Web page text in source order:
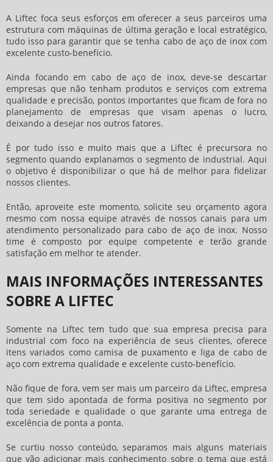
A Liftec foca seus esforços em oferecer a seus parceiros uma
estrutura com máquinas de última geração e local estratégico,
tudo isso para garantir que se tenha cabo de aço de inoxcom
excelente custo-benefício.
Ainda focando em cabo de aço de inox, deve-se descartar
empresas que não tenham produtos e serviços com extrema
qualidade e precisão, pontos importantes que ficam de fora no
planejamento de empresas que visam apenas o lucro,
deixando a desejar nos outros fatores.
É por tudo isso e muito mais que a Liftec é precursora no
segmento quando explanamos o segmento de industrial. Aqui
o objetivo é disponibilizar o que há de melhor para fidelizar
nossos clientes.
Então, aproveite este momento, solicite seu orçamento agora
mesmo com nossa equipe através de nossos canais para um
atendimento personalizado paracabo de aço de inox. Nosso
time é composto por equipe competente e terão grande
satisfação em melhor te atender.
MAIS INFORMAÇÕES INTERESSANTES
SOBRE A LIFTEC
Somente na Liftec tem tudo que sua empresa precisa para
industrial com foco na experiência de seus clientes, oferece
itens variados como camisa de puxamento e liga de cabo de
aço com extrema qualidade e excelente custo-benefício.
Não fique de fora, vem ser mais um parceiro da Liftec, empresa
que tem sido apontada de forma positiva no segmento por
toda seriedade e qualidade o que garante uma entrega de
excelência de ponta a ponta.
Se curtiu nosso conteúdo, separamos mais alguns materiais
que vão adicionar mais conhecimento sobre o tema que está